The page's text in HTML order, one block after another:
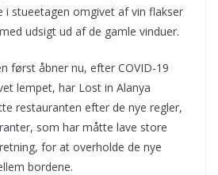
i stueetagen omgivet af vin flakser
udsigt ud af de gamle vinduer.
først åbner nu, efter COVID-19
lempet, har Lost in Alanya
restauranten efter de nye regler,
som har måtte lave store
for at overholde de nye
bordene.